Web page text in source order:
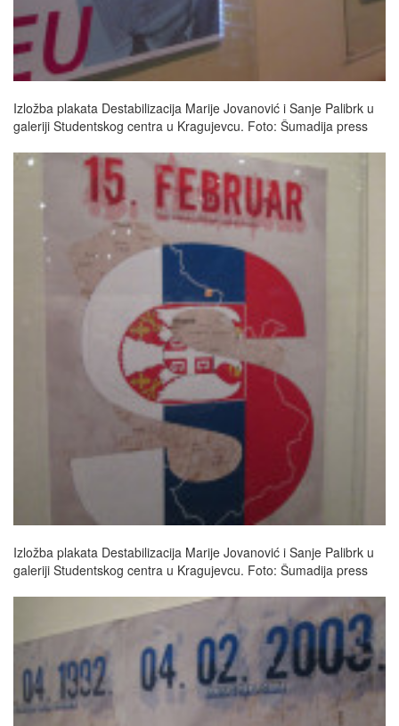
Izložba plakata Destabilizacija Marije Jovanović i Sanje Palibrk u
galeriji Studentskog centra u Kragujevcu. Foto: Šumadija press
Izložba plakata Destabilizacija Marije Jovanović i Sanje Palibrk u
galeriji Studentskog centra u Kragujevcu. Foto: Šumadija press